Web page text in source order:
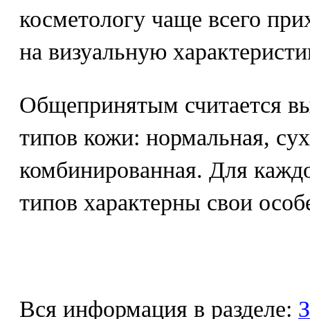
косметологу чаще всего
на визуальную
Общепринятым считается
типов кожи: нормальная,
комбинированная. Для
типов характерны свои
Вся информация в разделе: